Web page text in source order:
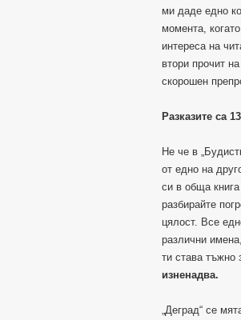
ми даде едно
момента,
интереса на
втори прочит на
скорошен
Разказите са
Не че в
от едно на
си в обща
разбирайте
цялост. Все
различни
ти става тъжно
изненадва.
„Деград“ се